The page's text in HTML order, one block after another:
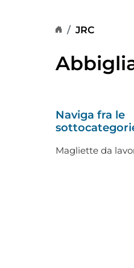
Home page
JRC
Naviga fra le
Magliette da